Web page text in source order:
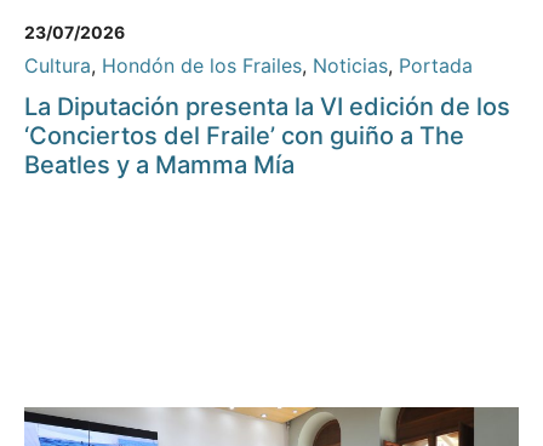
23/07/2026
Cultura, Hondón de los Frailes, Noticias, Portada
La Diputación presenta la VI edición de los
‘Conciertos del Fraile’ con guiño a The
Beatles y a Mamma Mía